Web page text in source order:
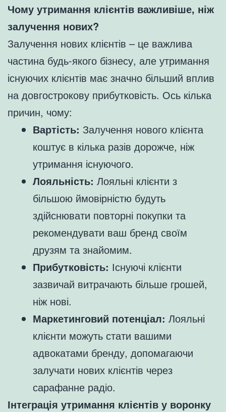
Чому утримання клієнтів важливіше, ніж
залучення нових?
Залучення нових клієнтів – це важлива
частина будь-якого бізнесу, але утримання
існуючих клієнтів має значно більший вплив
на довгострокову прибутковість. Ось кілька
причин, чому:
Вартість: Залучення нового клієнта
коштує в кілька разів дорожче, ніж
утримання існуючого.
Лояльність: Лояльні клієнти з
більшою ймовірністю будуть
здійснювати повторні покупки та
рекомендувати ваш бренд своїм
друзям та знайомим.
Прибутковість: Існуючі клієнти
зазвичай витрачають більше грошей,
ніж нові.
Маркетинговий потенціал: Лояльні
клієнти можуть стати вашими
адвокатами бренду, допомагаючи
залучати нових клієнтів через
сарафанне радіо.
Інтеграція утримання клієнтів у воронку